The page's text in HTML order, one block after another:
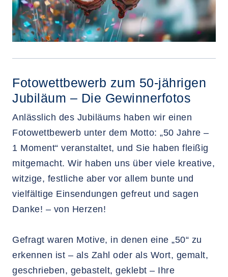
Fotowettbewerb zum 50-jährigen
Jubiläum – Die Gewinnerfotos
Anlässlich des Jubiläums haben wir einen
Fotowettbewerb unter dem Motto: „50 Jahre –
1 Moment“ veranstaltet, und Sie haben fleißig
mitgemacht. Wir haben uns über viele kreative,
witzige, festliche aber vor allem bunte und
vielfältige Einsendungen gefreut und sagen
Danke! – von Herzen!
Gefragt waren Motive, in denen eine „50“ zu
erkennen ist – als Zahl oder als Wort, gemalt,
geschrieben, gebastelt, geklebt – Ihre